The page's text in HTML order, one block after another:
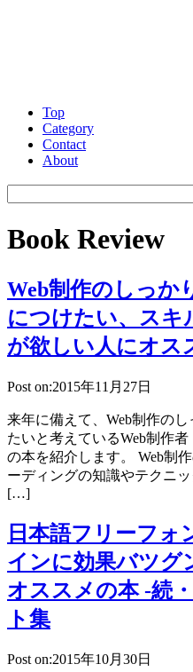
Top
Category
Contact
About
Book Review
Web制作のしっか
につけたい、スキ
が欲しい人にオス
Post on:2015年11月27日
来年に備えて、Web制作の
たいと考えているWeb制作
の本を紹介します。 Web制
ーディングの知識やテクニ
[…]
日本語フリーフォ
インに効果バツグ
オススメの本 -続
ト集
Post on:2015年10月30日